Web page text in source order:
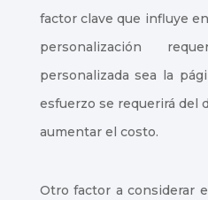
factor clave que influye
personalización
personalizada sea la
esfuerzo se requerirá del
aumentar el costo.
Otro factor a considerar